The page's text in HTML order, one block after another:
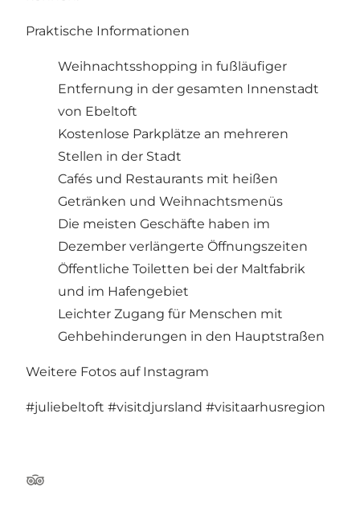
Praktische Informationen
Weihnachtsshopping in fußläufiger
Entfernung in der gesamten Innenstadt
von Ebeltoft
Kostenlose Parkplätze an mehreren
Stellen in der Stadt
Cafés und Restaurants mit heißen
Getränken und Weihnachtsmenüs
Die meisten Geschäfte haben im
Dezember verlängerte Öffnungszeiten
Öffentliche Toiletten bei der Maltfabrik
und im Hafengebiet
Leichter Zugang für Menschen mit
Gehbehinderungen in den Hauptstraßen
Weitere Fotos auf Instagram
#juliebeltoft #visitdjursland #visitaarhusregion
TripAdvisor